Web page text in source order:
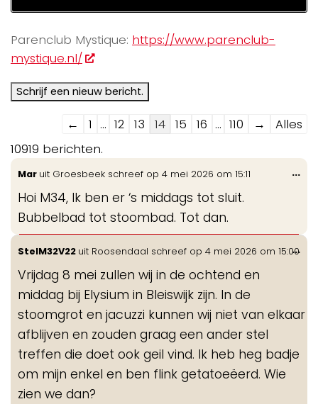
Parenclub Mystique: https://www.parenclub-
mystique.nl/
Navigatie
door
de
gastenboek-
lijst
← 1 ... 12 13 14 15 16 ... 110 →
Alles
10919 berichten.
Mar uit Groesbeek schreef op 4 mei 2026 om 15:11
Hoi M34, Ik ben er ‘s middags tot sluit.
Bubbelbad tot stoombad. Tot dan.
...
StelM32V22 uit Roosendaal schreef op 4 mei 2026 om 15:00
Vrijdag 8 mei zullen wij in de ochtend en
middag bij Elysium in Bleiswijk zijn. In de
stoomgrot en jacuzzi kunnen wij niet van elkaar
afblijven en zouden graag een ander stel
treffen die doet ook geil vind. Ik heb heg badje
om mijn enkel en ben flink getatoeëerd. Wie
zien we dan?
...